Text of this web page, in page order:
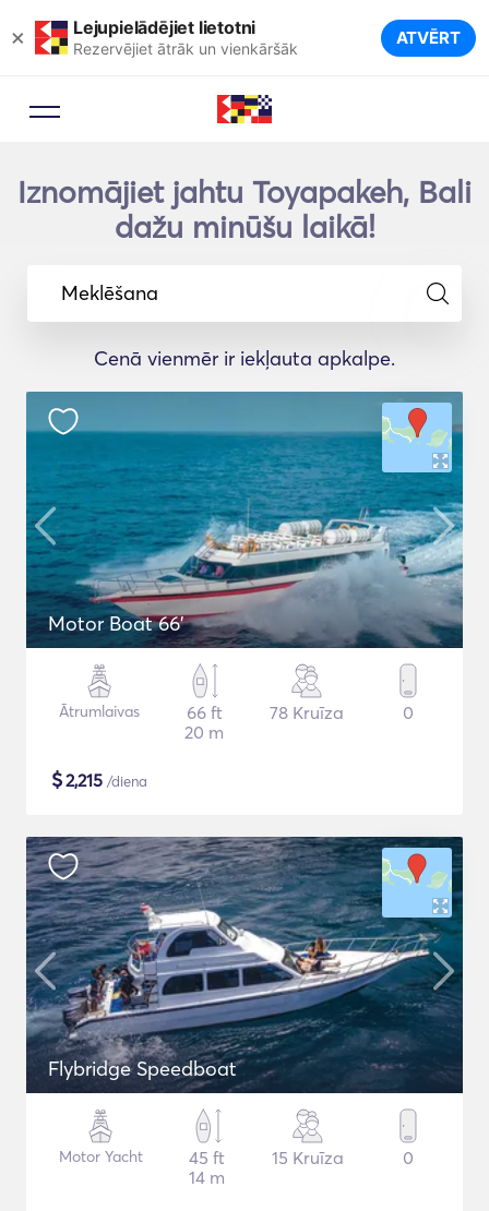
× Lejupielādējiet lietotni
Rezervējiet ātrāk un vienkāršāk ATVĒRT
Iznomājiet jahtu Toyapakeh, Bali
dažu minūšu laikā!
Meklēšana
Cenā vienmēr ir iekļauta apkalpe.
Motor Boat 66'
Ātrumlaivas
66 ft
20 m
78 Kruīza 0
$2,215 /diena
Flybridge Speedboat
Motor Yacht
45 ft
14 m
15 Kruīza 0